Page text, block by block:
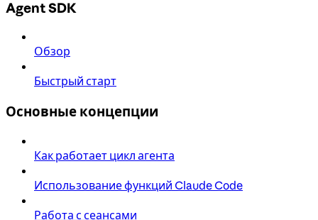
Agent SDK
Обзор
Быстрый старт
Основные концепции
Как работает цикл агента
Использование функций Claude Code
Работа с сеансами